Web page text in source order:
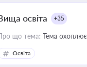
освіта +35
що тема: Тема охоплює
Освіта